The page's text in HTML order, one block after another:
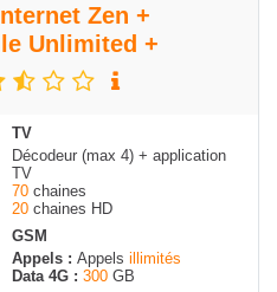
Zen +
Unlimited +
TV
Décodeur (max 4) + application
TV
70 chaines
20 chaines HD
GSM
Appels : Appels illimités
Data 4G : 300 GB